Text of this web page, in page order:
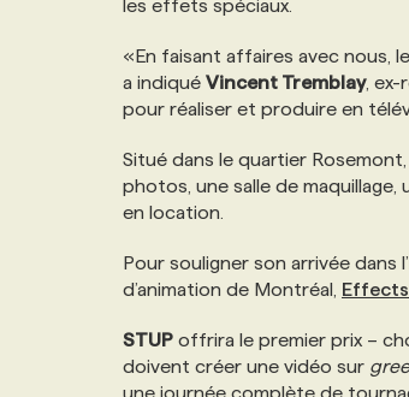
PROGRAMMES DE SUBVENTIONS
ANNONCEZ AVEC NOUS
les effets spéciaux.
«En faisant affaires avec nous,
a indiqué Vincent Tremblay, ex-
pour réaliser et produire en
Situé dans le quartier
photos, une salle de
en location.
Pour souligner son arrivée dans
d’animation de Montréal,
STUP offrira le premier prix –
doivent créer une vidéo sur
une journée complète de